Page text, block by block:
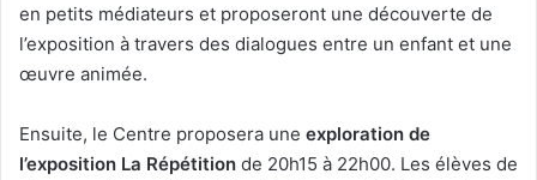
en petits médiateurs et proposeront une découverte de
l’exposition à travers des dialogues entre un enfant et une
œuvre animée.
Ensuite, le Centre proposera une exploration de
l’exposition La Répétition de 20h15 à 22h00. Les élèves de